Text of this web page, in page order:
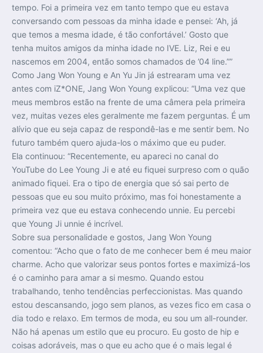
tempo. Foi a primeira vez em tanto tempo que eu estava
conversando com pessoas da minha idade e pensei: ‘Ah, já
que temos a mesma idade, é tão confortável.’ Gosto que
tenha muitos amigos da minha idade no IVE. Liz, Rei e eu
nascemos em 2004, então somos chamados de ’04 line.””
Como Jang Won Young e An Yu Jin já estrearam uma vez
antes com iZ*ONE, Jang Won Young explicou: “Uma vez que
meus membros estão na frente de uma câmera pela primeira
vez, muitas vezes eles geralmente me fazem perguntas. É um
alívio que eu seja capaz de respondê-las e me sentir bem. No
futuro também quero ajuda-los o máximo que eu puder.
Ela continuou: “Recentemente, eu apareci no canal do
YouTube do Lee Young Ji e até eu fiquei surpreso com o quão
animado fiquei. Era o tipo de energia que só sai perto de
pessoas que eu sou muito próximo, mas foi honestamente a
primeira vez que eu estava conhecendo unnie. Eu percebi
que Young Ji unnie é incrível.
Sobre sua personalidade e gostos, Jang Won Young
comentou: “Acho que o fato de me conhecer bem é meu maior
charme. Acho que valorizar seus pontos fortes e maximizá-los
é o caminho para amar a si mesmo. Quando estou
trabalhando, tenho tendências perfeccionistas. Mas quando
estou descansando, jogo sem planos, as vezes fico em casa o
dia todo e relaxo. Em termos de moda, eu sou um all-rounder.
Não há apenas um estilo que eu procuro. Eu gosto de hip e
coisas adoráveis, mas o que eu acho que é o mais legal é